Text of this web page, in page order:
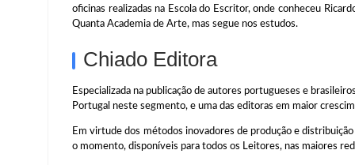
oficinas realizadas na Escola do Escritor, onde conheceu
Quanta Academia de Arte, mas segue nos estudos.
Chiado Editora
Especializada na publicação de autores portugueses e
Portugal neste segmento, e uma das editoras em maior
Em virtude dos métodos inovadores de produção e
o momento, disponíveis para todos os Leitores, nas maiores